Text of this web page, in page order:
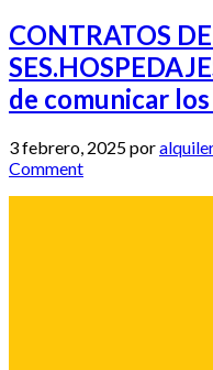
CONTRATOS
de comunicar
3 febrero, 2025por
Comment